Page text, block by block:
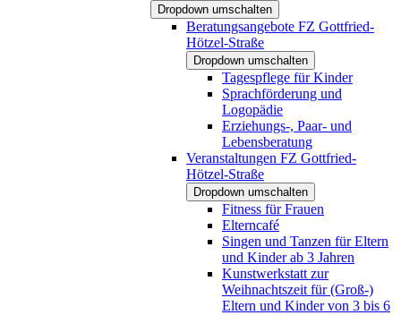
Dropdown umschalten
Beratungsangebote FZ Gottfried-
Hötzel-Straße
Dropdown umschalten
Tagespflege für Kinder
Sprachförderung und
Logopädie
Erziehungs-, Paar- und
Lebensberatung
Veranstaltungen FZ Gottfried-
Hötzel-Straße
Dropdown umschalten
Fitness für Frauen
Elterncafé
Singen und Tanzen für Eltern
und Kinder ab 3 Jahren
Kunstwerkstatt zur
Weihnachtszeit für (Groß-)
Eltern und Kinder von 3 bis 6